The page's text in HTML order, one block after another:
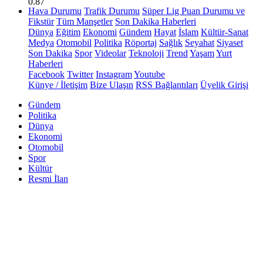
Hava Durumu Trafik Durumu Süper Lig Puan Durumu ve
Fikstür Tüm Manşetler Son Dakika Haberleri
Dünya Eğitim Ekonomi Gündem Hayat İslam Kültür-Sanat
Medya Otomobil Politika Röportaj Sağlık Seyahat Siyaset
Son Dakika Spor Videolar Teknoloji Trend YaşamYurt
Haberleri
Facebook Twitter InstagramYoutube
Künye / İletişim Bize Ulaşın RSS Bağlantıları Üyelik Girişi
Gündem
Politika
Dünya
Ekonomi
Otomobil
Spor
Kültür
Resmi İlan